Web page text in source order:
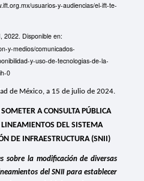
usuarios-y-audiencias/el-ift-te-
2022. Disponible en:
y-medios/comunicados-
y-uso-de-tecnologias-de-la-
0
de México, a 15 de julio de 2024.
A CONSULTA PÚBLICA
DEL SISTEMA
DE INFRAESTRUCTURA (SNII)
sobre la modificación de diversas
del SNII para establecer